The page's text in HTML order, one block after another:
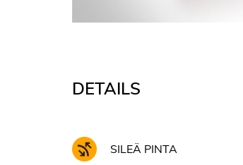
DETAILS
SILEÄ PINTA